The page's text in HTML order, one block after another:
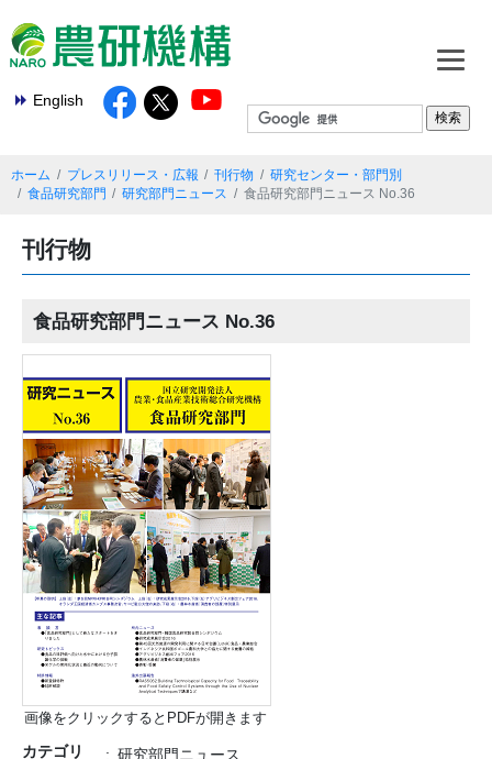
English
ホーム プレスリリース・広報 刊行物
研究センター・部門別
食品研究部門
研究部門ニュース 食品研究部門ニュース No.36
刊行物
食品研究部門ニュース No.36
画像をクリックするとPDFが開きます
カテゴリ 研究部門ニュース